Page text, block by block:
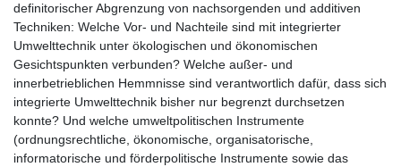
definitorischer Abgrenzung von nachsorgenden und additiven
Techniken: Welche Vor- und Nachteile sind mit integrierter
Umwelttechnik unter ökologischen und ökonomischen
Gesichtspunkten verbunden? Welche außer- und
innerbetrieblichen Hemmnisse sind verantwortlich dafür, dass sich
integrierte Umwelttechnik bisher nur begrenzt durchsetzen
konnte? Und welche umweltpolitischen Instrumente
(ordnungsrechtliche, ökonomische, organisatorische,
informatorische und förderpolitische Instrumente sowie das